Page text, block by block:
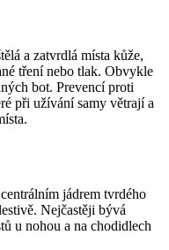
a zatvrdlá místa kůže,
tření nebo tlak. Obvykle
bot. Prevencí proti
při užívání samy větrají a
jádrem tvrdého
Nejčastěji bývá
u nohou a na chodidlech